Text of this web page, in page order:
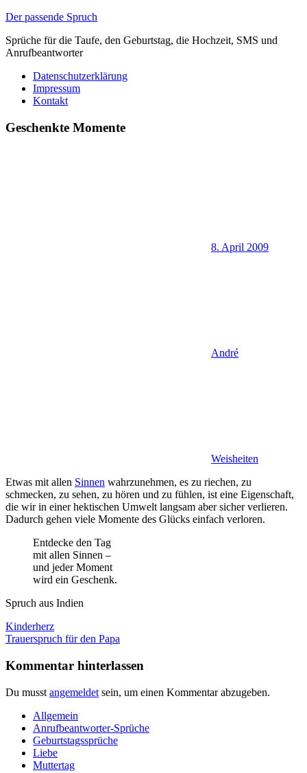
Zum
springen
Der passende Spruch
Sprüche für die Taufe, den Geburtstag, die Hochzeit, SMS und
Anrufbeantworter
Datenschutzerklärung
Impressum
Kontakt
Geschenkte Momente
8. April 2009
André
Weisheiten
Etwas mit allen Sinnen wahrzunehmen, es zu riechen, zu
schmecken, zu sehen, zu hören und zu fühlen, ist eine Eigenschaft,
die wir in einer hektischen Umwelt langsam aber sicher verlieren.
Dadurch gehen viele Momente des Glücks einfach verloren.
Entdecke den Tag
mit allen Sinnen –
und jeder Moment
wird ein Geschenk.
Spruch aus Indien
Beitragsnavigation
Vorheriger
Beitrag:
Kinderherz
Nächster
Trauerspruch für den Papa
Kommentar hinterlassen
Du musst angemeldet sein, um einen Kommentar abzugeben.
Allgemein
Anrufbeantworter-Sprüche
Geburtstagssprüche
Liebe
Muttertag